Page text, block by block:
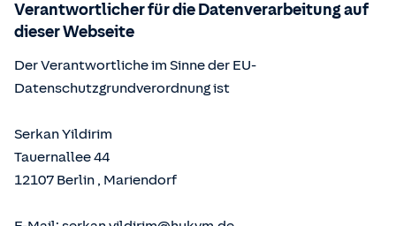
Verantwortlicher für die Datenverarbeitung auf
dieser Webseite
Der Verantwortliche im Sinne der EU-
Datenschutzgrundverordnung ist
Serkan Yildirim
Tauernallee 44
12107 Berlin , Mariendorf